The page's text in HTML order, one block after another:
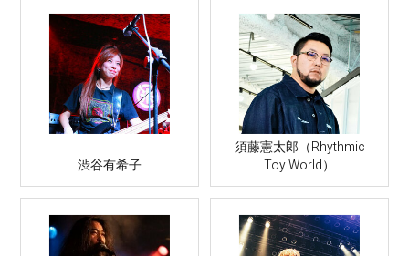
渋谷有希子
須藤憲太郎（Rhythmic
Toy World）